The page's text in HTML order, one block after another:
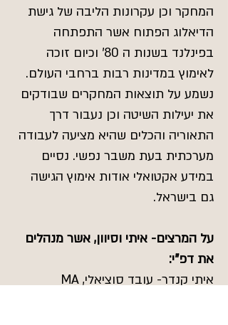
המחקר וכן עקרונות הליבה של גישת
הדיאלוג הפתוח אשר התפתחה
בפינלנד בשנות ה 80' וכיום זוכה
לאימוץ במדינות רבות ברחבי העולם.
נשמע על תוצאות המחקרים שבודקים
את יעילות השיטה וכן נעבור דרך
התאוריה והכלים שהיא מציעה לעבודה
מערכתית בעת משבר נפשי. נסיים
במידע אקטואלי אודות אימוץ הגישה
גם בישראל.
על המרצים- איתי וסיוון, אשר מנהלים
את דפ"י:
איתי קנדר- עובד סוציאלי, MA